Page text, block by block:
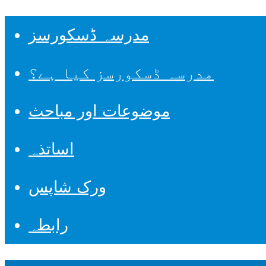
مدرسہ ڈسکورسز
مدرسہ ڈسکورسز کیا ہے؟
موضوعات اور مباحث
اساتذہ
ورک شاپس
رابطہ